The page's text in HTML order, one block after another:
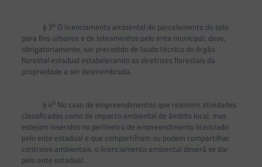
§ 3o O licenciamento ambiental de parcelamento do solo
para fins urbanos e de loteamentos pelo ente municipal, deve,
obrigatoriamente, ser precedido de laudo técnico do órgão
florestal estadual estabelecendo as diretrizes florestais da
propriedade a ser desmembrada.
§ 4o No caso de empreendimentos que realizem atividades
classificadas como de impacto ambiental de âmbito local, mas
estejam inseridos no perímetro de empreendimento licenciado
pelo ente estadual e que compartilham ou podem compartilhar
controles ambientais, o licenciamento ambiental deverá se dar
pelo ente estadual.